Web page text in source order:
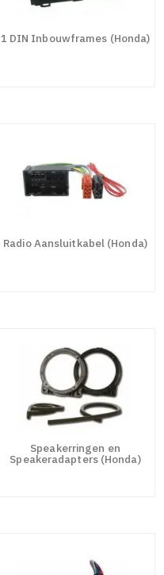
1 DIN Inbouwframes (Honda)
Radio Aansluitkabel (Honda)
Speakerringen en
Speakeradapters (Honda)